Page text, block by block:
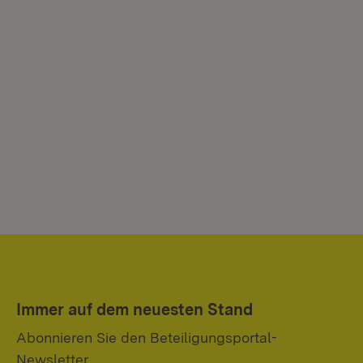
Immer auf dem neuesten Stand
Abonnieren Sie den Beteiligungsportal-
Newsletter.